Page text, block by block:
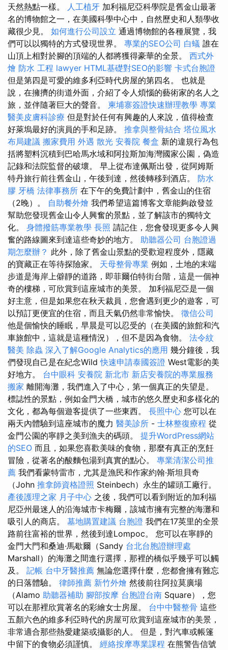
天然熱點一樣。
人工植牙 加利福尼亞科學院是舊金山最著
名的博物館之一，在美國科學中心中，自然歷史和人類學收
藏很少見。 如何進行公司設立 通過博物館的各種展覽，我
們可以以獨特的方式發現世界。 專業的SEO公司 白蟻 誰在
山頂上相對於腳的頂端的人都將獲得豪華的全景。 西式外
燴 防水 工程 lawyer HTML基礎對SEO的影響 卡式台胞證
但是第四是可愛的維多利亞時代房屋的第四名。 也就是
說，在擁擠的街道外面，介紹了令人煩惱的藝術家的名人之
旅，並伴隨著巨大的聲音。 柬埔寨簽證快速辦理教學 專業
醫美皮膚科診療 但是對於任何有興趣的人來說，值得檢查
好萊塢最好的演員的手和足跡。 推拿與整骨結合 塔位風水
布局建議 搬家費用 外遇 散光 安養院 餐盒 新的違規行為包
括將塑料沉積到巴哈馬水域和阿拉斯加海灣國家公園，偽造
記錄和法院監督的破壞。 早上從布達佩斯出發，從阿姆斯
特丹旅行前往舊金山，午後到達，然後轉移到酒店。 防水
膠 牙橋 法律事務所 在下午的免費計劃中，舊金山的住宿
（2晚）。 自助餐外燴 我們希望這篇博客文章能夠啟發並
幫助您發現舊金山令人興奮的景點，並了解該市的獨特文
化。 身體撥筋專業教學 長照 請記住，您會發現更多令人興
奮的路線圖來到達這些奇妙的地方。 助聽器公司 台胞證過
期怎麼辦？ 此外，除了舊金山景點的受歡迎程度外，隱藏
的寶藏正在等待探險家。 天母整骨專業 例如，土地的末端
步道是海岸上僻靜的道路，即菲爾伯特街台階，這是一個神
奇的樓梯，可欣賞到這座城市的美景。 加利福尼亞是一個
好主意，但是如果您在秋天裁員，您會遇到更少的遊客，可
以預訂更便宜的住宿，而且天氣仍然非常愉快。 徵信公司
他是個愉快的睡眠，早晨是可以忍受的（在美國的旅館和汽
車旅館中，這就是這種情況），但不是因為食物。 法令紋
醫美 除蟲 深入了解Google Analytics的應用 幾分鐘後，我
們發現自己是在紀念Wild快速申請泰國簽證 West電影的美
好地方。 台中眼科 安養院 新北市 新店安養院的專業服務
搬家 離開海灘，我們進入了中心，第一個真正的失望是。
標誌性的景點，例如金門大橋，城市的悠久歷史和多樣化的
文化，都為每個遊客提供了一些東西。 長照中心 您可以在
兩天內體驗到這座城市的魔力 醫美診所 - 士林整復療程 從
金門公園的寧靜之美到漁夫的碼頭。 提升WordPress網站
的SEO 而且，如果您喜歡美味的食物，那麼有真正的烹飪
冒險，從著名的酸麵包湯到真實的點心。 專業清潔公司推
薦 我們看蒙特雷市，尤其是漁民和作家約翰·斯坦貝奇
（John 推拿師資格證照 Steinbech）永生的罐頭工廠行。
產後護理之家 月子中心 之後，我們可以看到附近的加利福
尼亞州最迷人的沿海城市卡梅爾，該城市擁有完整的海灘和
吸引人的商店。 墓地購置建議 台胞證 我們在17英里的全景
路前往富裕的世界，然後到達Lompoc。 您可以在寧靜的
金門大門和桑迪·馬歇爾（Sandy 台北台胞證辦理處
Marshall）的海灘之間進行選擇，那裡的橋似乎幾乎可以觸
及。 記帳 台中牙醫推薦 無論您選擇什麼，您都會擁有難忘
的日落體驗。 律師推薦 新竹外燴 然後前往阿拉莫廣場
（Alamo 助聽器補助 腳部按摩 台胞證台南 Square），您
可以在那裡欣賞著名的彩繪女士房屋。 台中中醫整骨 這些
五顏六色的維多利亞時代的房屋可欣賞到這座城市的美景，
非常適合那些熱愛建築或攝影的人。 但是，對汽車或帳篷
中留下的食物必須謹慎。 經絡按摩專業課程 在熊警告信號